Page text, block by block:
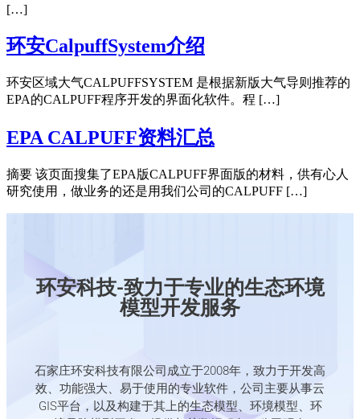
[…]
环安CalpuffSystem介绍
环安区域大气CALPUFFSYSTEM 是根据新版大气导则推荐的
EPA的CALPUFF程序开发的界面化软件。程 […]
EPA CALPUFF资料汇总
摘要 该页面搜集了EPA版CALPUFF界面版的材料，供有心人
研究使用，做业务的还是用我们公司的CALPUFF […]
环安科技-致力于专业的生态环境
模型开发服务
石家庄环安科技有限公司成立于2008年，致力于开发高
效、功能强大、易于使用的专业软件，公司主要从事云
GIS平台，以及构建于其上的生态模型、环境模型、环